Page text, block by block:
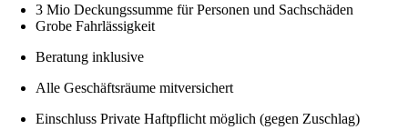
3 Mio Deckungssumme für Personen und Sachschäden
Grobe Fahrlässigkeit
Beratung inklusive
Alle Geschäftsräume mitversichert
Einschluss Private Haftpflicht möglich (gegen Zuschlag)